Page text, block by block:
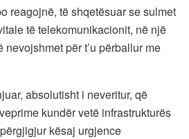
reagojnë, të shqetësuar se sulmet
të telekomunikacionit, në një
nevojshmet për t’u përballur me
absolutisht i neveritur, që
kundër vetë infrastrukturës
kësaj urgjence